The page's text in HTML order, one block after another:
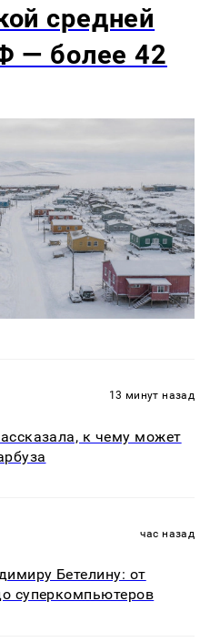
средней
— более 42
13 минут назад
к чему может
час назад
Бетелину: от
суперкомпьютеров